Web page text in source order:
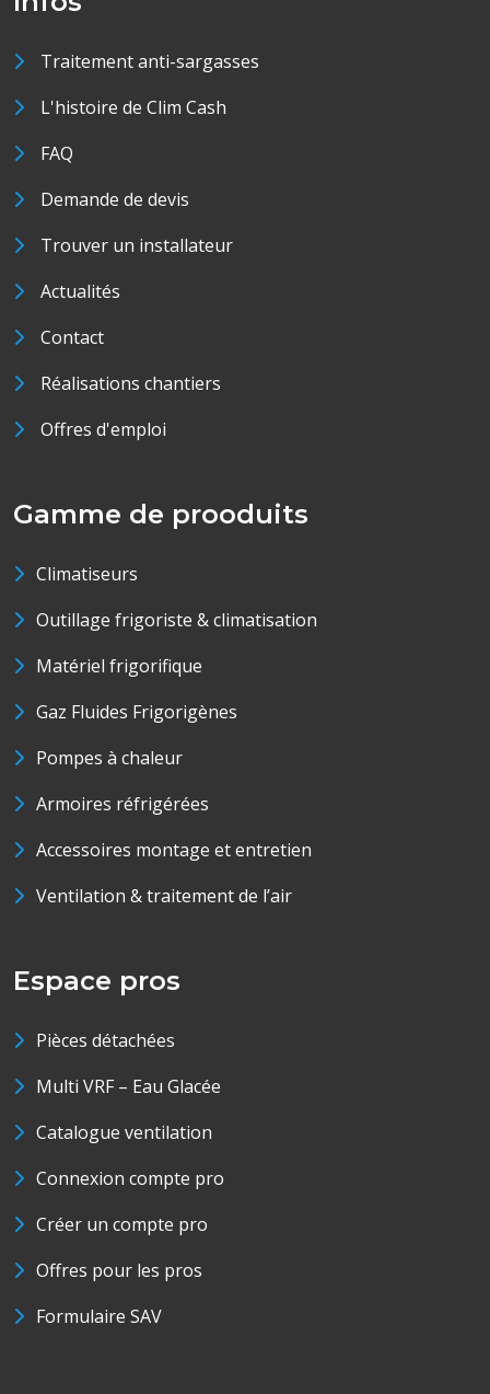
Traitement anti-sargasses
L'histoire de Clim Cash
FAQ
Demande de devis
Trouver un installateur
Actualités
Contact
Réalisations chantiers
Offres d'emploi
Gamme de prooduits
Climatiseurs
Outillage frigoriste & climatisation
Matériel frigorifique
Gaz Fluides Frigorigènes
Pompes à chaleur
Armoires réfrigérées
Accessoires montage et entretien
Ventilation & traitement de l’air
Espace pros
Pièces détachées
Multi VRF – Eau Glacée
Catalogue ventilation
Connexion compte pro
Créer un compte pro
Offres pour les pros
Formulaire SAV